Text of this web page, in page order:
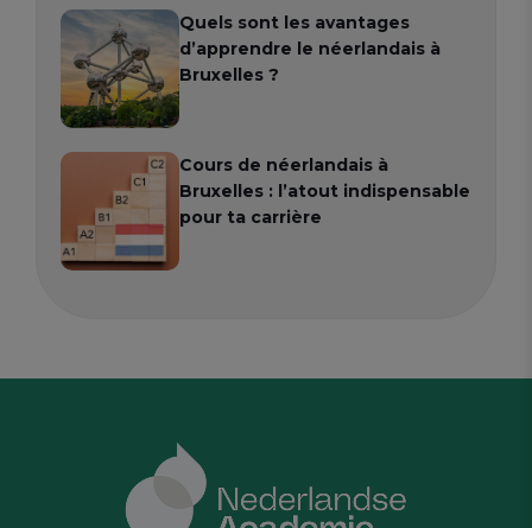
Quels sont les avantages
d’apprendre le néerlandais à
Bruxelles ?
Cours de néerlandais à
Bruxelles : l’atout indispensable
pour ta carrière